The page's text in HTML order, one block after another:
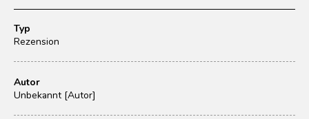
Typ
Rezension
Autor
Unbekannt [Autor]